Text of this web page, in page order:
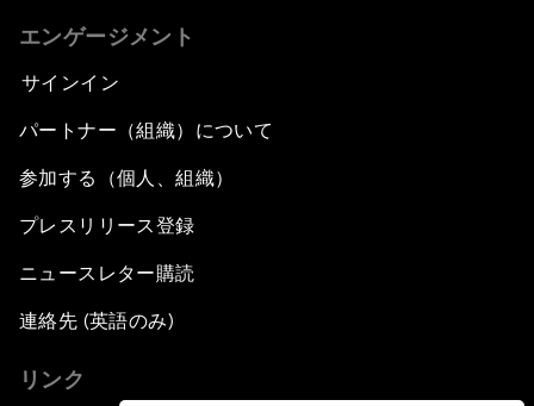
エンゲージメント
サインイン
パートナー（組織）について
参加する（個人、組織）
プレスリリース登録
ニュースレター購読
連絡先 (英語のみ)
リンク